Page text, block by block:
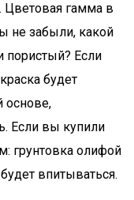
Цветовая гамма в
не забыли, какой
пористый? Если
будет
основе,
Если вы купили
грунтовка олифой
впитываться.